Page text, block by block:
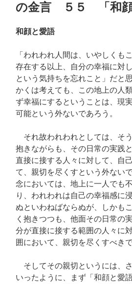
の金言 ５５ 「和顔
和顔と愛語
「われわれ人間は、いやしくも
存在する以上、自分の幸福に対
という気持ちを忘れこと」だと
かくは考えても、この地上の人
ず幸福にするということは、現
可能という外ないであろう。
それ故われわれとしては、そ
抱きながらも、その日常の実践
直接に接する人々に対して、自
て、親切を尽くすという外ない
念においては、地上に一人でも
り、われわれは自己の幸福感に
ぬといわねばならぬが、しかも
く抱きつつも、他面その日常の
分が直接に接する範囲の人々に
囲において、親切を尽くすべきで
そしてその親切というには、
いったように、まず「和顔と愛